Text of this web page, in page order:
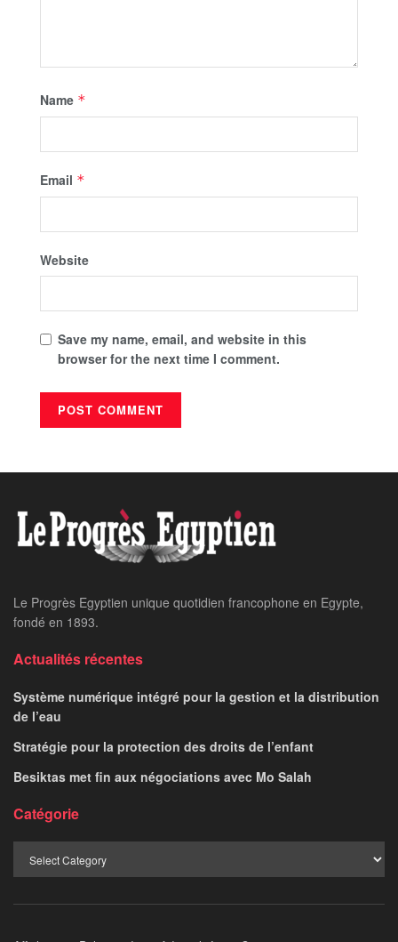
Name *
Email *
Website
Save my name, email, and website in this
browser for the next time I comment.
Le Progrès Egyptien unique quotidien francophone en Egypte,
fondé en 1893.
Actualités récentes
Système numérique intégré pour la gestion et la distribution
de l’eau
Stratégie pour la protection des droits de l’enfant
Besiktas met fin aux négociations avec Mo Salah
Catégorie